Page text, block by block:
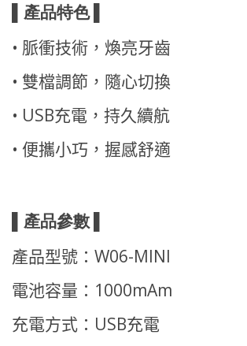
產品特色▌
• 脈衝技術，煥亮牙齒
• 雙檔調節，隨心切換
• USB充電，持久續航
• 便攜小巧，握感舒適
▌產品參數
產品型號：W06-MINI
電池容量：1000mAm
充電方式：USB充電